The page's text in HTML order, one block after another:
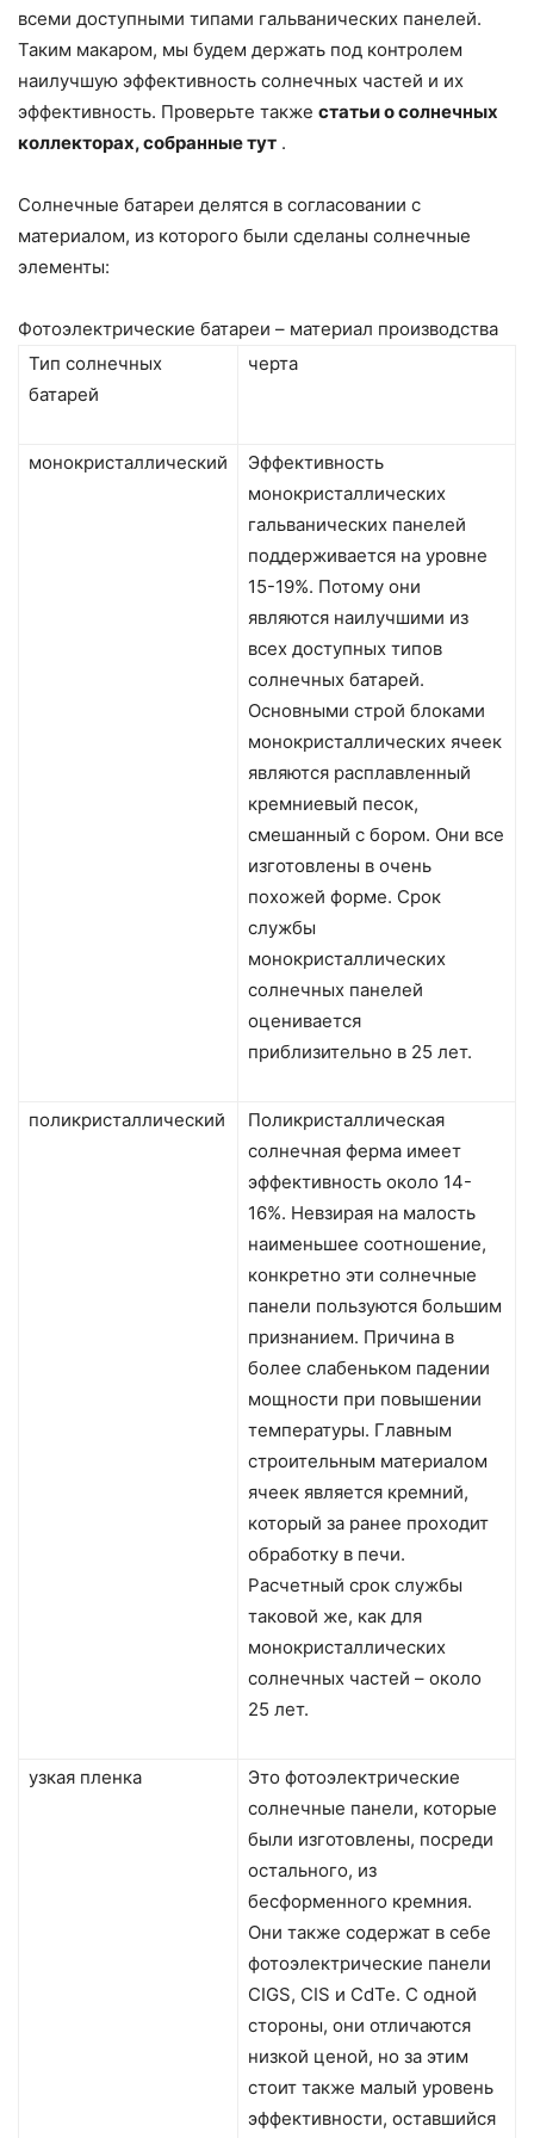
всеми доступными типами гальванических панелей.
Таким макаром, мы будем держать под контролем
наилучшую эффективность солнечных частей и их
эффективность. Проверьте также статьи о солнечных
коллекторах, собранные тут .
Солнечные батареи делятся в согласовании с
материалом, из которого были сделаны солнечные
элементы:
Фотоэлектрические батареи – материал производства
Тип солнечных
батарей
черта
монокристаллический
Эффективность
монокристаллических
гальванических панелей
поддерживается на уровне
15-19%. Потому они
являются наилучшими из
всех доступных типов
солнечных батарей.
Основными строй блоками
монокристаллических ячеек
являются расплавленный
кремниевый песок,
смешанный с бором. Они все
изготовлены в очень
похожей форме. Срок
службы
монокристаллических
солнечных панелей
оценивается
приблизительно в 25 лет.
поликристаллический
Поликристаллическая
солнечная ферма имеет
эффективность около 14-
16%. Невзирая на малость
наименьшее соотношение,
конкретно эти солнечные
панели пользуются большим
признанием. Причина в
более слабеньком падении
мощности при повышении
температуры. Главным
строительным материалом
ячеек является кремний,
который за ранее проходит
обработку в печи.
Расчетный срок службы
таковой же, как для
монокристаллических
солнечных частей – около
25 лет.
узкая пленка
Это фотоэлектрические
солнечные панели, которые
были изготовлены, посреди
остального, из
бесформенного кремния.
Они также содержат в себе
фотоэлектрические панели
CIGS, CIS и CdTe. С одной
стороны, они отличаются
низкой ценой, но за этим
стоит также малый уровень
эффективности, оставшийся